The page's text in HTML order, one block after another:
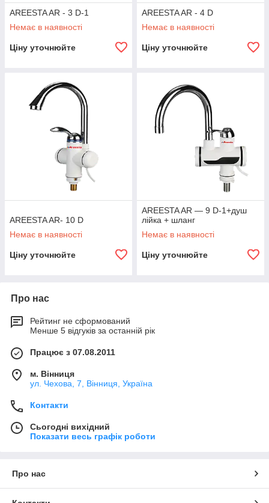
AREESTA AR - 3 D-1
Немає в наявності
Ціну уточнюйте
AREESTA AR - 4 D
Немає в наявності
Ціну уточнюйте
AREESTA AR- 10 D
Немає в наявності
Ціну уточнюйте
AREESTA AR — 9 D-1+душ
лійка + шланг
Немає в наявності
Ціну уточнюйте
Про нас
Рейтинг не сформований
Менше 5 відгуків за останній рік
Працює з 07.08.2011
м. Вінниця
ул. Чехова, 7, Вінниця, Україна
Контакти
Сьогодні вихідний
Показати весь графік роботи
Про нас